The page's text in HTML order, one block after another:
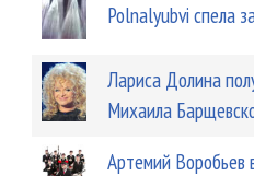
Polnalyubvi спела
Лариса Долина
Михаила
Артемий Воробьев